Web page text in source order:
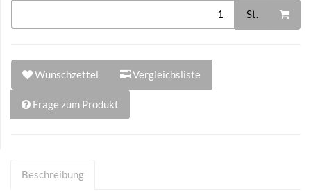
St.
Wunschzettel Vergleichsliste
Frage zum Produkt
Beschreibung